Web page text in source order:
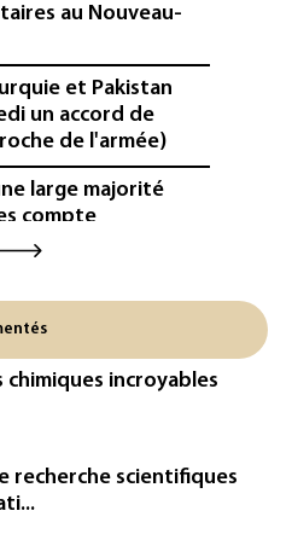
au Nouveau-
et Pakistan
un accord de
de l'armée)
large majorité
compte
feu (sondage)
par la Chine
contrôler la
des
panneaux solaires
le contrôle des
étrangers
chimiques incroyables
recherche scientifiques